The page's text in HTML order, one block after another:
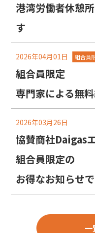
港湾労働者休憩
す
2026年04月01日 組合員
組合員限定
専門家による無
2026年03月26日
協賛商社Daigas
組合員限定の
お得なお知らせ
一